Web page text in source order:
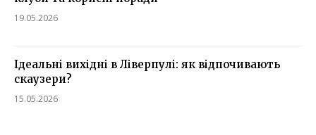
19.05.2026
Ідеальні вихідні в Ліверпулі: як відпочивають
скаузери?
15.05.2026